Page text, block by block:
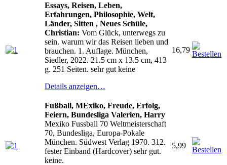
Essays, Reisen, Leben,
Erfahrungen, Philosophie, Welt,
Länder, Sitten , Neues Schüle,
Christian: Vom Glück, unterwegs zu
sein. warum wir das Reisen lieben und
brauchen. 1. Auflage. München,
Siedler, 2022. 21.5 cm x 13.5 cm, 413
g. 251 Seiten. sehr gut keine
Details anzeigen…
16,79
Fußball, MExiko, Freude, Erfolg,
Feiern, Bundesliga Valerien, Harry
Mexiko Fussball 70 Weltmeisterschaft
70, Bundesliga, Europa-Pokale
München. Südwest Verlag 1970. 312.
fester Einband (Hardcover) sehr gut.
keine.
5,99